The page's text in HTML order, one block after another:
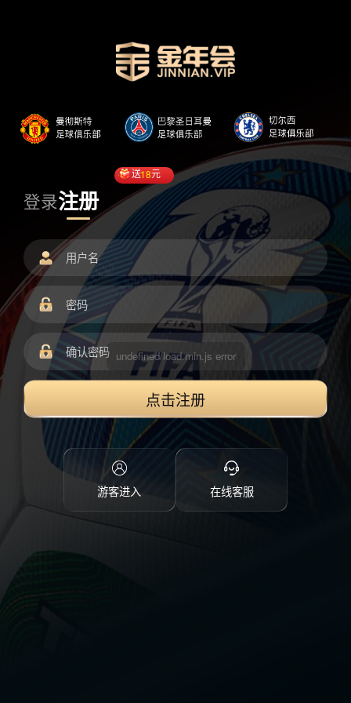
登录注册
送18元
点击注册
游客进入 在线客服